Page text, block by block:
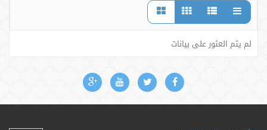
لم يتم العثور على بيانات